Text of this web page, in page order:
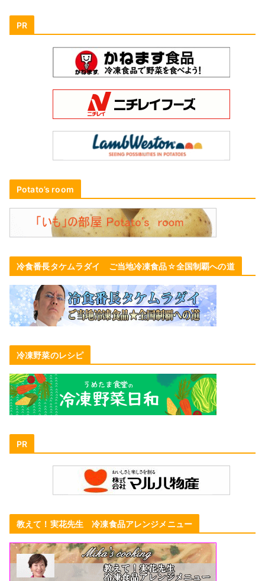
PR
Potato’s room
冷食番長タケムラダイ ご当地冷凍食品☆全国制覇への道
冷凍野菜のレシピ
PR
教えて！実花先生 冷凍食品アレンジメニュー